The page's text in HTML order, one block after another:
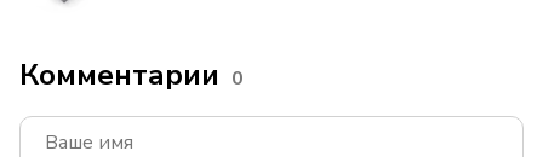
Комментарии 0